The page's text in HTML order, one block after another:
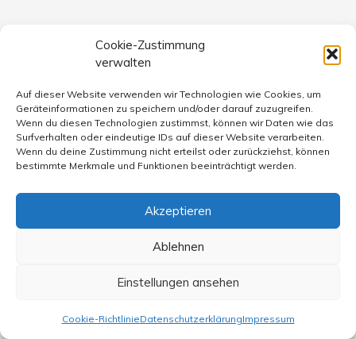
Cookie-Zustimmung
verwalten
Auf dieser Website verwenden wir Technologien wie Cookies, um
Geräteinformationen zu speichern und/oder darauf zuzugreifen.
Wenn du diesen Technologien zustimmst, können wir Daten wie das
Surfverhalten oder eindeutige IDs auf dieser Website verarbeiten.
Wenn du deine Zustimmung nicht erteilst oder zurückziehst, können
bestimmte Merkmale und Funktionen beeinträchtigt werden.
Akzeptieren
Ablehnen
Einstellungen ansehen
Cookie-RichtlinieDatenschutzerklärungImpressum
wollte ich mir die bisherigen Beobachtungen von
Sachverständigen bestätigen lassen (DEKRA, TÜV). Die
die Probleme mit dem DSG abgeklärt und beseitigt
werden, weil diese ursächlich sein könnten, was den
Wert eines Gutachtens beeinträchtigen würde.
dem ich es erworben hatte. Die Mitarbeiter des
Kundendienstes erwiesen sich erneut als freundlich und
hilfsbereit und versprachen die Abklärung mit einer
unternahm der mich betreuende Kfz.-Meister zusammen
von mir beklagten Mängel wieder einstellten. Doch diese